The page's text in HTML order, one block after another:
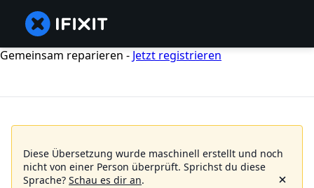
Gemeinsam reparieren - Jetzt registrieren
Diese Übersetzung wurde maschinell erstellt und noch
nicht von einer Person überprüft. Sprichst du diese
Sprache? Schau es dir an.